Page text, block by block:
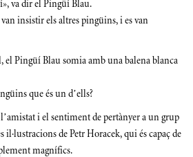
va dir el Pingüí Blau.
van insistir els altres pingüins, i es van
el Pingüí Blau somia amb una balena blanca
que és un d’ells?
i el sentiment de pertànyer a un grup
il·lustracions de Petr Horacek, qui és capaç de
magnífics.